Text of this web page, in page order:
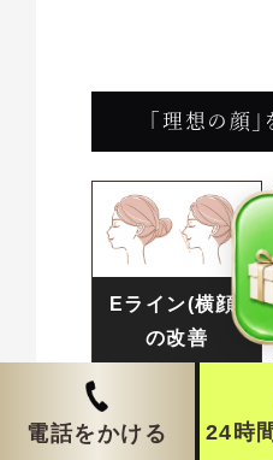
「理想の顔
Eライン(横顔)
の改善
電話をかける 24時